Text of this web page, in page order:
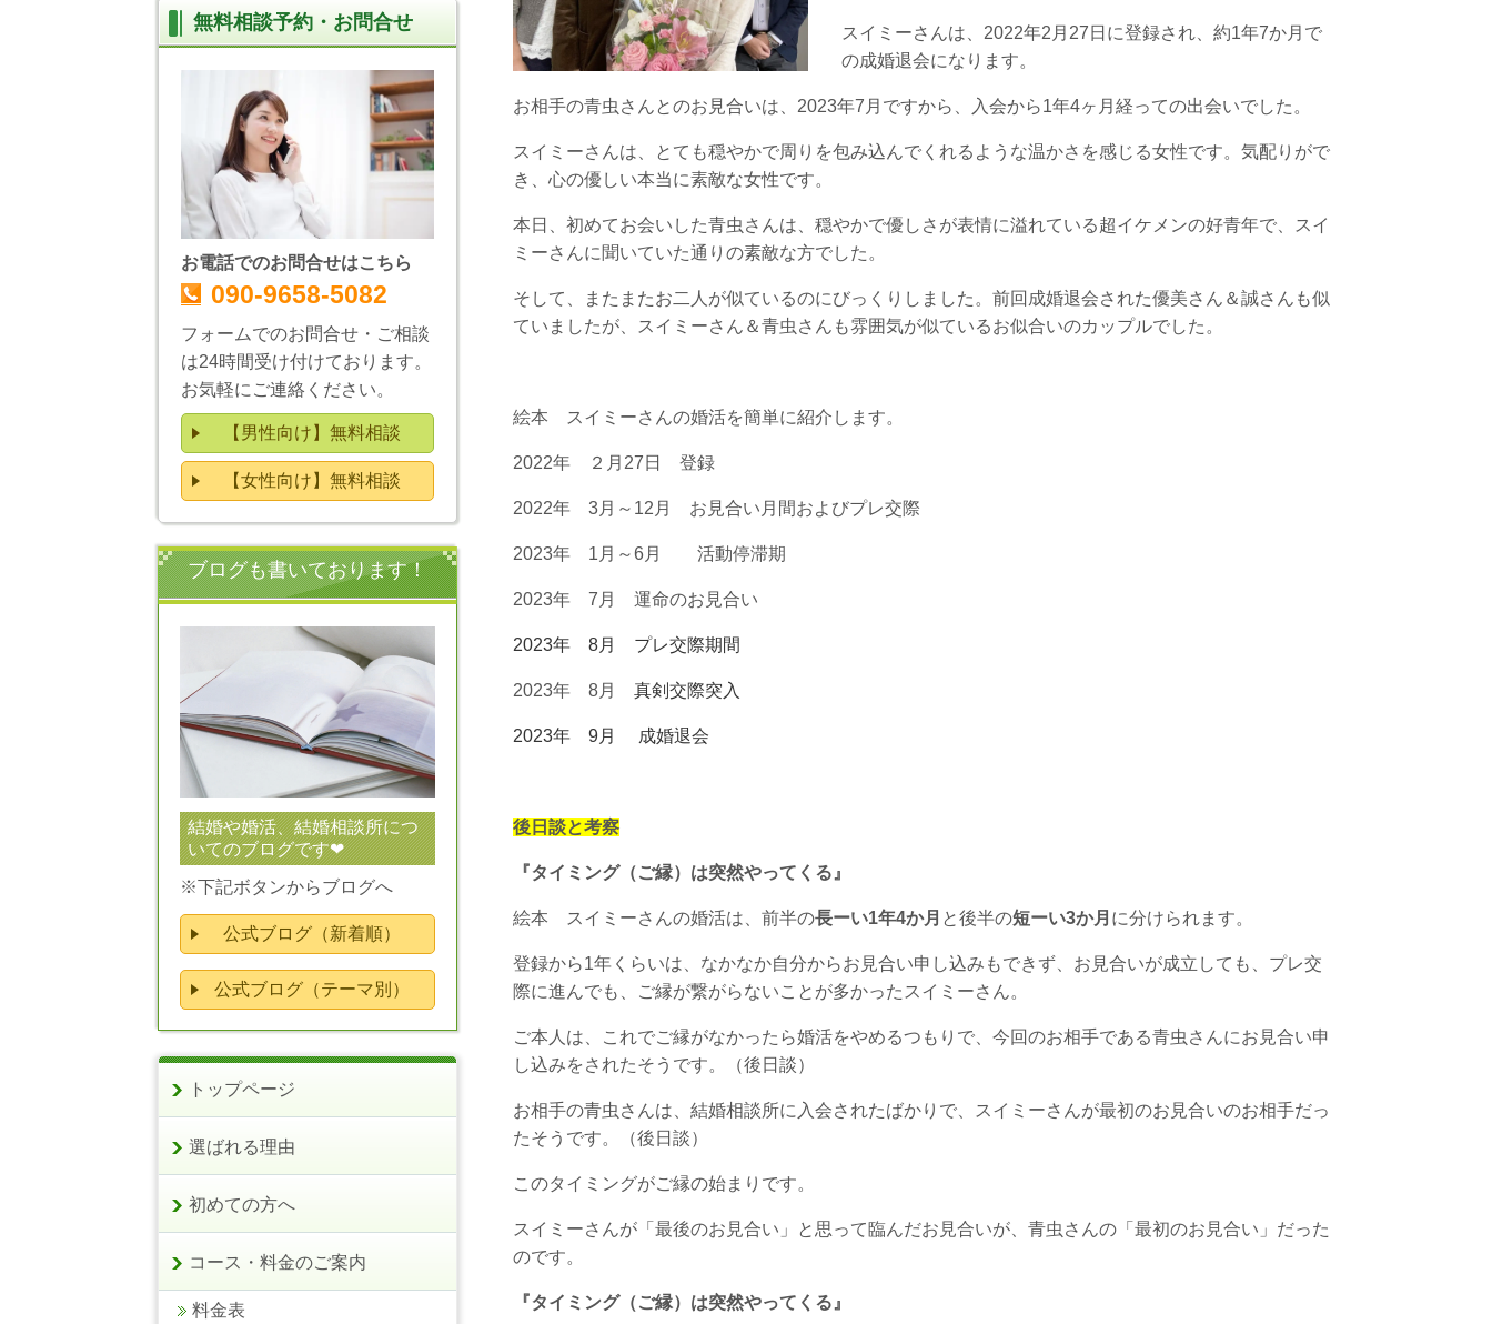
スイミーさんは、2022年2月27日に登録され、約1年7か月で
の成婚退会になります。
お相手の青虫さんとのお見合いは、2023年7月ですから、入会から1年4ヶ月経っての出会いでした。
スイミーさんは、とても穏やかで周りを包み込んでくれるような温かさを感じる女性です。気配りがで
き、心の優しい本当に素敵な女性です。
本日、初めてお会いした青虫さんは、穏やかで優しさが表情に溢れている超イケメンの好青年で、スイ
ミーさんに聞いていた通りの素敵な方でした。
そして、またまたお二人が似ているのにびっくりしました。前回成婚退会された優美さん＆誠さんも似
ていましたが、スイミーさん＆青虫さんも雰囲気が似ているお似合いのカップルでした。
絵本 スイミーさんの婚活を簡単に紹介します。
2022年 ２月27日 登録
2022年 3月～12月 お見合い月間およびプレ交際
2023年 1月～6月 活動停滞期
2023年 7月 運命のお見合い
2023年 8月 プレ交際期間
2023年 8月 真剣交際突入
2023年 9月 成婚退会
後日談と考察
『タイミング（ご縁）は突然やってくる』
絵本 スイミーさんの婚活は、前半の長ーい1年4か月 と後半の短ーい3か月 に分けられます。
登録から1年くらいは、なかなか自分からお見合い申し込みもできず、お見合いが成立しても、プレ交
際に進んでも、ご縁が繋がらないことが多かったスイミーさん。
ご本人は、これでご縁がなかったら婚活をやめるつもりで、今回のお相手である青虫さんにお見合い申
し込みをされたそうです。（後日談）
お相手の青虫さんは、結婚相談所に入会されたばかりで、スイミーさんが最初のお見合いのお相手だっ
たそうです。（後日談）
このタイミングがご縁の始まりです。
スイミーさんが「最後のお見合い」と思って臨んだお見合いが、青虫さんの「最初のお見合い」だった
のです。
『タイミング（ご縁）は突然やってくる』
無料相談予約・お問合せ
お電話でのお問合せはこちら
090-9658-5082
フォームでのお問合せ・ご相談
は24時間受け付けております。
お気軽にご連絡ください。
【男性向け】無料相談
【女性向け】無料相談
ブログも書いております！
結婚や婚活、結婚相談所につ
いてのブログです❤
※下記ボタンからブログへ
公式ブログ（新着順）
公式ブログ（テーマ別）
トップページ
選ばれる理由
初めての方へ
コース・料金のご案内
料金表